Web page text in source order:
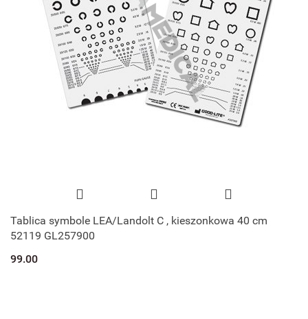
Tablica symbole LEA/Landolt C , kieszonkowa 40 cm
52119 GL257900
99.00